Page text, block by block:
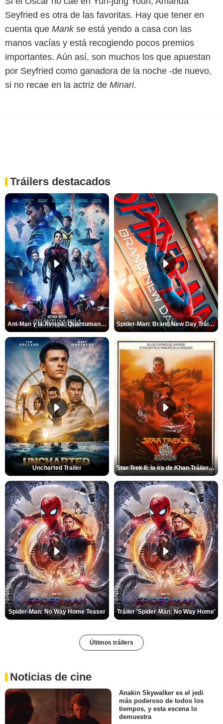
Seyfried es otra de las favoritas. Hay que tener en
cuenta que Mankse está yendo a casa con las
manos vacías y está recogiendo pocos premios
importantes. Aún así, son muchos los que apuestan
por Seyfried como ganadora de la noche -de nuevo,
si no recae en la actriz de Minari.
Tráilers destacados
Ant-Man y la Avispa: Quantumanía Tráiler (2) Spider-Man: Brand New Day Tráiler (3)
Uncharted Trailer Star Trek II: la ira de Khan Tráiler VO
Spider-Man: No Way Home Teaser Tráiler 'Spider-Man: No Way Home'
Últimos tráilers
Noticias de cine
Anakin Skywalker es el jedi
más poderoso de todos los
tiempos, y esta escena lo
demuestra